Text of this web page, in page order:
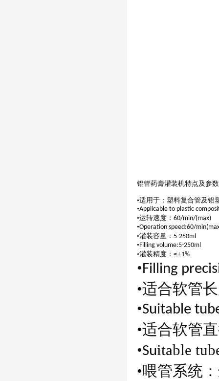
铝管药膏灌装机特点及参数
•适用于：塑料复合管及铝
•Applicable to plastic
•运转速度： 60/min/(max)
•Operation speed:60/
•灌装容量： 5-250ml
•Filling volume:5-250ml
•灌装精度： ≤±1%
•Filling
•适合软管
•Suitable
•适合软管
•Suitable
•喂管系统